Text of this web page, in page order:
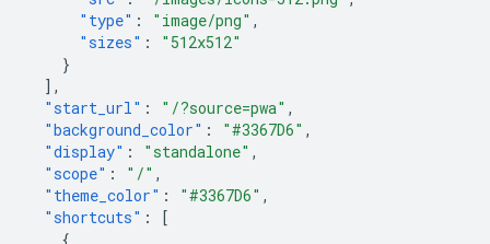
"type" : "image/png" ,
"sizes" :
"512x512"
}
],
"start_url" : "/?source=pwa" ,
"background_color" : "#3367D6" ,
"display" : "standalone" ,
"scope" : "/" ,
"theme_color" : "#3367D6" ,
"shortcuts" :
[
{